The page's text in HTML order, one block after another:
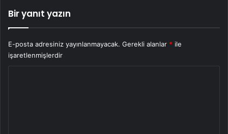
Bir yanıt yazın
E-posta adresiniz yayınlanmayacak. Gerekli alanlar * ile
işaretlenmişlerdir